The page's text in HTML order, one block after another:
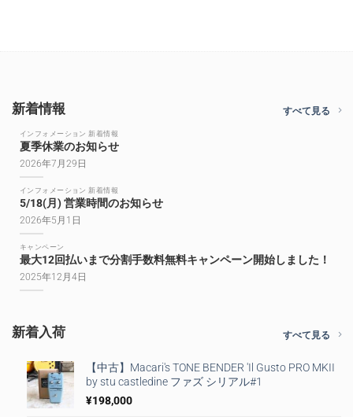
新着情報 すべて見る
インフォメーション 新着情報
夏季休業のお知らせ
2026年7月29日
インフォメーション 新着情報
5/18(月) 営業時間のお知らせ
2026年5月1日
キャンペーン
最大12回払いまで分割手数料無料キャンペーン開始しました！
2025年12月4日
新着入荷 すべて見る
【中古】Macari's TONE BENDER 'Il Gusto PRO MKII
by stu castledine ファズ シリアル#1
¥198,000